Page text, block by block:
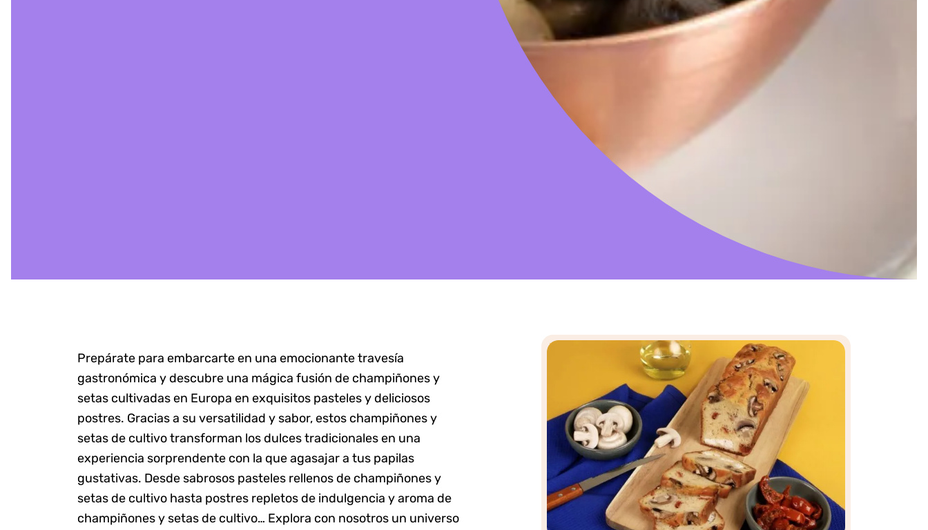
Prepárate para embarcarte en una emocionante travesía
gastronómica y descubre una mágica fusión de champiñones y
setas cultivadas en Europa en exquisitos pasteles y deliciosos
postres. Gracias a su versatilidad y sabor, estos champiñones y
setas de cultivo transforman los dulces tradicionales en una
experiencia sorprendente con la que agasajar a tus papilas
gustativas. Desde sabrosos pasteles rellenos de champiñones y
setas de cultivo hasta postres repletos de indulgencia y aroma de
champiñones y setas de cultivo… Explora con nosotros un universo